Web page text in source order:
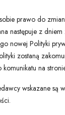
prawo do
następuje z dniem
nowej Polityki
zostaną
na
wskazane są